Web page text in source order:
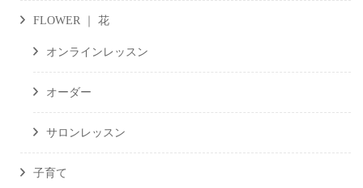
FLOWER ｜ 花
オンラインレッスン
オーダー
サロンレッスン
子育て